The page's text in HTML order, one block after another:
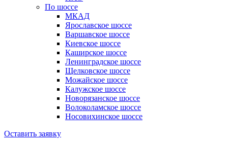
По шоссе
МКАД
Ярославское шоссе
Варшавское шоссе
Киевское шоссе
Каширское шоссе
Ленинградское шоссе
Щелковское шоссе
Можайское шоссе
Калужское шоссе
Новорязанское шоссе
Волоколамское шоссе
Носовихинское шоссе
Оставить заявку